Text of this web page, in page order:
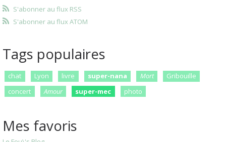
S'abonner au flux RSS
S'abonner au flux ATOM
Tags populaires
chat Lyon livre super-nana Mort
Gribouille
concert
Amour super-mec photo
Mes favoris